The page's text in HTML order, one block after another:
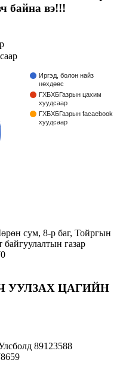
байна вэ!!!
Иргэд, болон найз
нөхдөөс
ГХБХБГазрын цахим
хуудсаар
ГХБХБГазрын facaebook
хуудсаар
сум, 8-р баг, Тойргын
байгуулалтын газар
УУЛЗАХ ЦАГИЙН
89123588